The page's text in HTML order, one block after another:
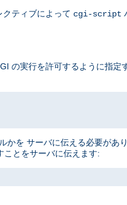
クティブによって cgi-script
の実行を許可するように指定
かを サーバに伝える必要があ
ことをサーバに伝えます: